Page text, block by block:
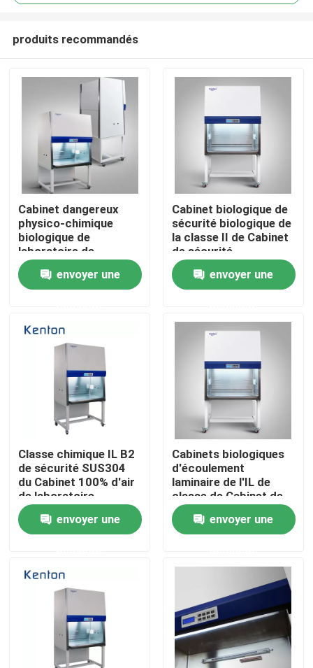
Accueil
Contacts
Produits
Un four plus sec de laboratoire
Four de séchage industriel
Incubateur thermostatique
Incubateur de refroidissement
Chambre d'humidité de la température
Chambre climatique
produits recommandés
Cabinet dangereux
physico-chimique
biologique de
laboratoire de
marchandises de
liquide inflammable de
Cabinet de sécurité
envoyer une
Cabinet biologique de
sécurité biologique de
la classe II de Cabinet
de sécurité
d'échappement d'air
de la pièce propre
100%
envoyer une
Classe chimique IL B2
de sécurité SUS304
du Cabinet 100% d'air
de laboratoire
biologique
d'échappement
envoyer une
Cabinets biologiques
d'écoulement
laminaire de l'IL de
classe de Cabinet de
sécurité de
laboratoire moderne
envoyer une